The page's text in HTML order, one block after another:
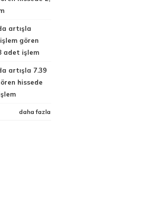
artışla
gören
adet işlem
artışla 7.39
hissede
daha fazla